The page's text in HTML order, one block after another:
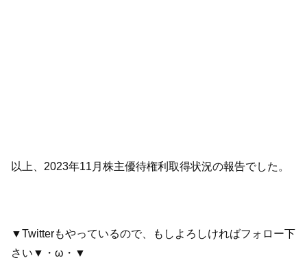
以上、2023年11月株主優待権利取得状況の報告でした。
▼Twitterもやっているので、もしよろしければフォロー下
さい▼・ω・▼